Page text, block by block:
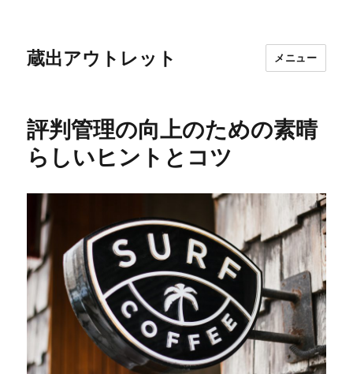
蔵出アウトレット メニュー
評判管理の向上のための素晴
らしいヒントとコツ